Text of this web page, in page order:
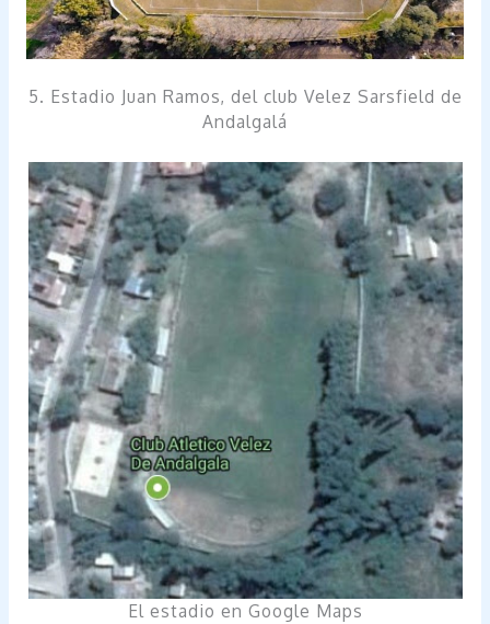
5. Estadio Juan Ramos, del club Velez Sarsfield de
Andalgalá
El estadio en Google Maps